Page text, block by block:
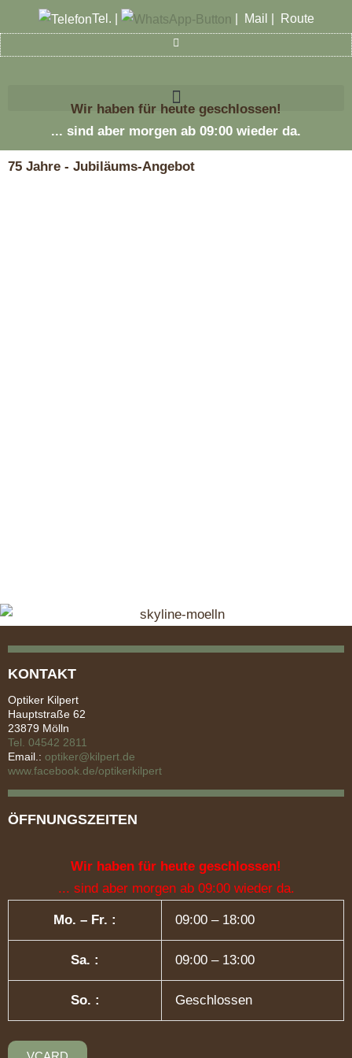
Inhalt
springen
Tel. Mail Route
Wir haben für heute geschlossen!
... sind aber morgen ab 09:00 wieder da.
75 Jahre - Jubiläums-Angebot
KONTAKT
Optiker Kilpert
Hauptstraße 62
23879 Mölln
Tel. 04542 2811
Email.: optiker@kilpert.de
www.facebook.de/optikerkilpert
ÖFFNUNGSZEITEN
Wir haben für heute geschlossen!
... sind aber morgen ab 09:00 wieder da.
Mo. – Fr. : 09:00 – 18:00
Sa. : 09:00 – 13:00
So. : Geschlossen